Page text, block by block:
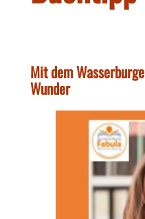
Mit dem
Wunder